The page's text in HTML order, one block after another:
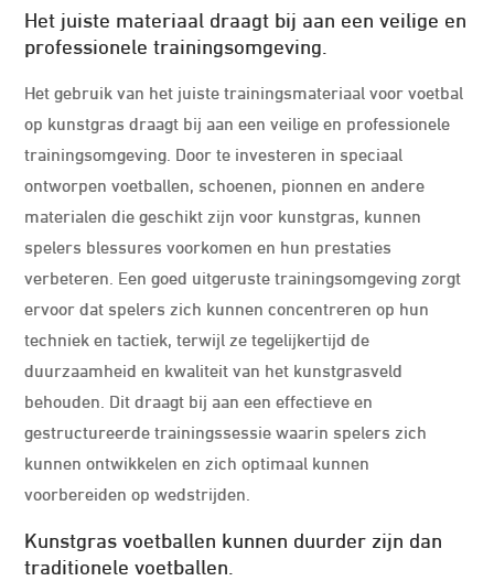
Het juiste materiaal draagt bij aan een veilige en
professionele trainingsomgeving.
Het gebruik van het juiste trainingsmateriaal voor voetbal
op kunstgras draagt bij aan een veilige en professionele
trainingsomgeving. Door te investeren in speciaal
ontworpen voetballen, schoenen, pionnen en andere
materialen die geschikt zijn voor kunstgras, kunnen
spelers blessures voorkomen en hun prestaties
verbeteren. Een goed uitgeruste trainingsomgeving zorgt
ervoor dat spelers zich kunnen concentreren op hun
techniek en tactiek, terwijl ze tegelijkertijd de
duurzaamheid en kwaliteit van het kunstgrasveld
behouden. Dit draagt bij aan een effectieve en
gestructureerde trainingssessie waarin spelers zich
kunnen ontwikkelen en zich optimaal kunnen
voorbereiden op wedstrijden.
Kunstgras voetballen kunnen duurder zijn dan
traditionele voetballen.